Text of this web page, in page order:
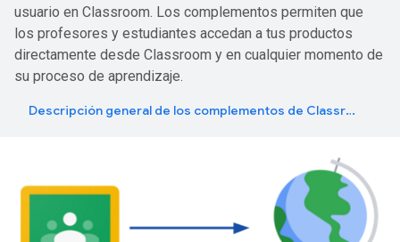
usuario en Classroom. Los complementos permiten que
los profesores y estudiantes accedan a tus productos
directamente desde Classroom y en cualquier momento de
su proceso de aprendizaje.
Descripción general de los complementos de Classroom